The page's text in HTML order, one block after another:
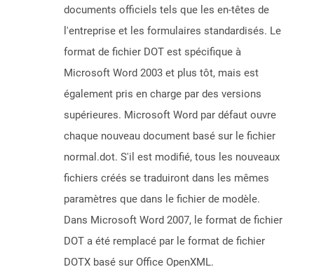
documents officiels tels que les en-têtes de
l'entreprise et les formulaires standardisés. Le
format de fichier DOT est spécifique à
Microsoft Word 2003 et plus tôt, mais est
également pris en charge par des versions
supérieures. Microsoft Word par défaut ouvre
chaque nouveau document basé sur le fichier
normal.dot. S'il est modifié, tous les nouveaux
fichiers créés se traduiront dans les mêmes
paramètres que dans le fichier de modèle.
Dans Microsoft Word 2007, le format de fichier
DOT a été remplacé par le format de fichier
DOTX basé sur Office OpenXML.